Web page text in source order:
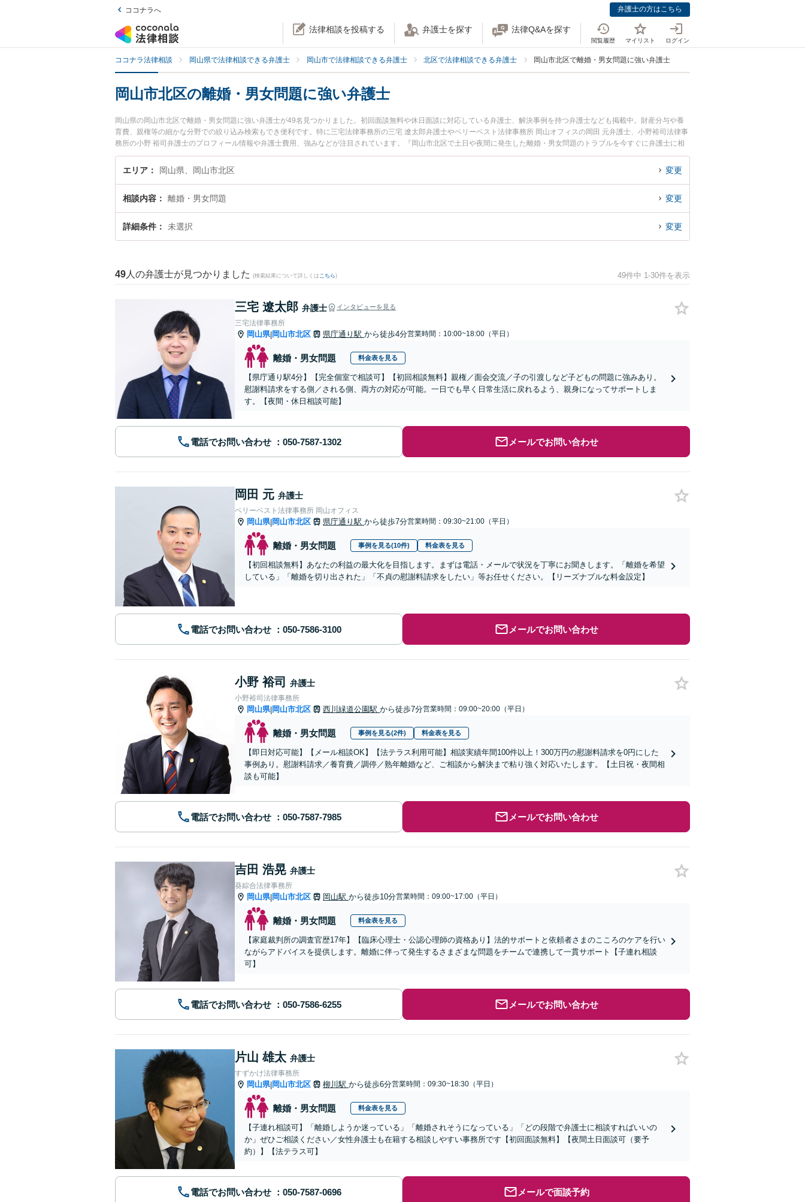
ココナラへ 弁護士の方はこちら
法律相談を投稿する 弁護士を探す 法律Q&Aを探す
閲覧履歴 マイリスト ログイン
ココナラ法律相談 岡山県で法律相談できる弁護士 岡山市で法律相談できる弁護士 北区で法律相談できる弁護士 岡山市北区で離婚・男女問題に強い弁護士
岡山市北区の離婚・男女問題に強い弁護士
岡山県の岡山市北区で離婚・男女問題に強い弁護士が49名見つかりました。初回面談無料や休日面談に対応している弁護士、解決事例を持つ弁護士なども掲載中。財産分与や養
育費、親権等の細かな分野での絞り込み検索もでき便利です。特に三宅法律事務所の三宅 遼太郎弁護士やベリーベスト法律事務所 岡山オフィスの岡田 元弁護士、小野裕司法律事
務所の小野 裕司弁護士のプロフィール情報や弁護士費用、強みなどが注目されています。『岡山市北区で土日や夜間に発生した離婚・男女問題のトラブルを今すぐに弁護士に相
談したい』『離婚・男女問題のトラブル解決の実績豊富な近くの弁護士を検索したい』『初回相談無料で離婚・男女問題を法律相談できる岡山市北区内の弁護士に相談予約した
い』などでお困りの相談者さんにおすすめです。
エリア 岡山県、岡山市北区 変更
相談内容 離婚・男女問題 変更
詳細条件 未選択 変更
49 人の弁護士が見つかりました (検索結果について詳しくは こちら) 49件中 1-30件を表示
三宅 遼太郎 弁護士 インタビューを見る
三宅法律事務所
岡山県|岡山市北区 県庁通り駅 から徒歩4分営業時間：10:00~18:00（平日）
離婚・男女問題 料金表を見る
【県庁通り駅4分】【完全個室で相談可】【初回相談無料】親権／面会交流／子の引渡しなど子どもの問題に強みあり。
慰謝料請求をする側／される側、両方の対応が可能。一日でも早く日常生活に戻れるよう、親身になってサポートしま
す。【夜間・休日相談可能】
電話でお問い合わせ メールでお問い合わせ
岡田 元 弁護士
ベリーベスト法律事務所 岡山オフィス
岡山県|岡山市北区 県庁通り駅 から徒歩7分営業時間：09:30~21:00（平日）
離婚・男女問題 事例を見る(10件) 料金表を見る
【初回相談無料】あなたの利益の最大化を目指します。まずは電話・メールで状況を丁寧にお聞きします。「離婚を希望
している」「離婚を切り出された」「不貞の慰謝料請求をしたい」等お任せください。【リーズナブルな料金設定】
電話でお問い合わせ メールでお問い合わせ
小野 裕司 弁護士
小野裕司法律事務所
岡山県|岡山市北区 西川緑道公園駅 から徒歩7分営業時間：09:00~20:00（平日）
離婚・男女問題 事例を見る(2件) 料金表を見る
【即日対応可能】【メール相談OK】【法テラス利用可能】相談実績年間100件以上！300万円の慰謝料請求を0円にした
事例あり。慰謝料請求／養育費／調停／熟年離婚など、ご相談から解決まで粘り強く対応いたします。【土日祝・夜間相
談も可能】
電話でお問い合わせ メールでお問い合わせ
吉田 浩晃 弁護士
葵綜合法律事務所
岡山県|岡山市北区 岡山駅 から徒歩10分営業時間：09:00~17:00（平日）
離婚・男女問題 料金表を見る
【家庭裁判所の調査官歴17年】【臨床心理士・公認心理師の資格あり】法的サポートと依頼者さまのこころのケアを行い
ながらアドバイスを提供します。離婚に伴って発生するさまざまな問題をチームで連携して一貫サポート【子連れ相談
可】
電話でお問い合わせ メールでお問い合わせ
片山 雄太 弁護士
すずかけ法律事務所
岡山県|岡山市北区 柳川駅 から徒歩6分営業時間：09:30~18:30（平日）
離婚・男女問題 料金表を見る
【子連れ相談可】「離婚しようか迷っている」「離婚されそうになっている」「どの段階で弁護士に相談すればいいの
か」ぜひご相談ください／女性弁護士も在籍する相談しやすい事務所です【初回面談無料】【夜間土日面談可（要予
約）】【法テラス可】
電話でお問い合わせ メールで面談予約